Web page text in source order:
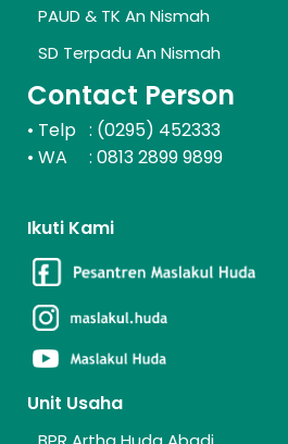
PAUD & TK An Nismah
SD Terpadu An Nismah
Contact Person
• Telp : (0295) 452333
• WA : 0813 2899 9899
Ikuti Kami
Unit Usaha